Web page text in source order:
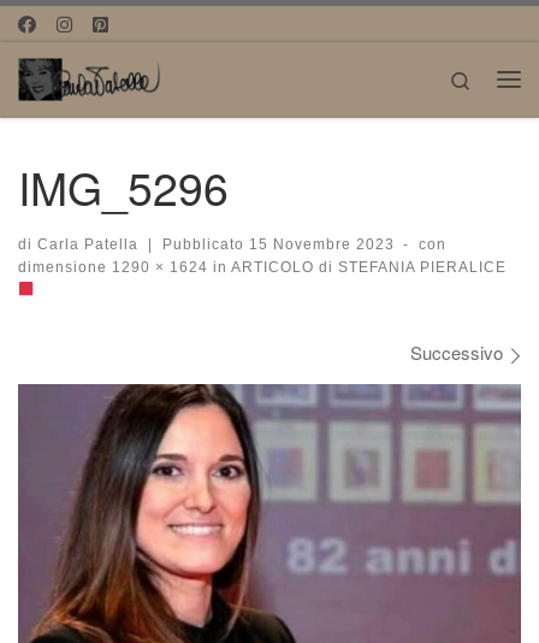
Passa al contenuto
Search
IMG_5296
di Carla Patella Pubblicato 15 Novembre 2023 -
con
dimensione 1290 × 1624 in ARTICOLO di STEFANIA PIERALICE
Successivo